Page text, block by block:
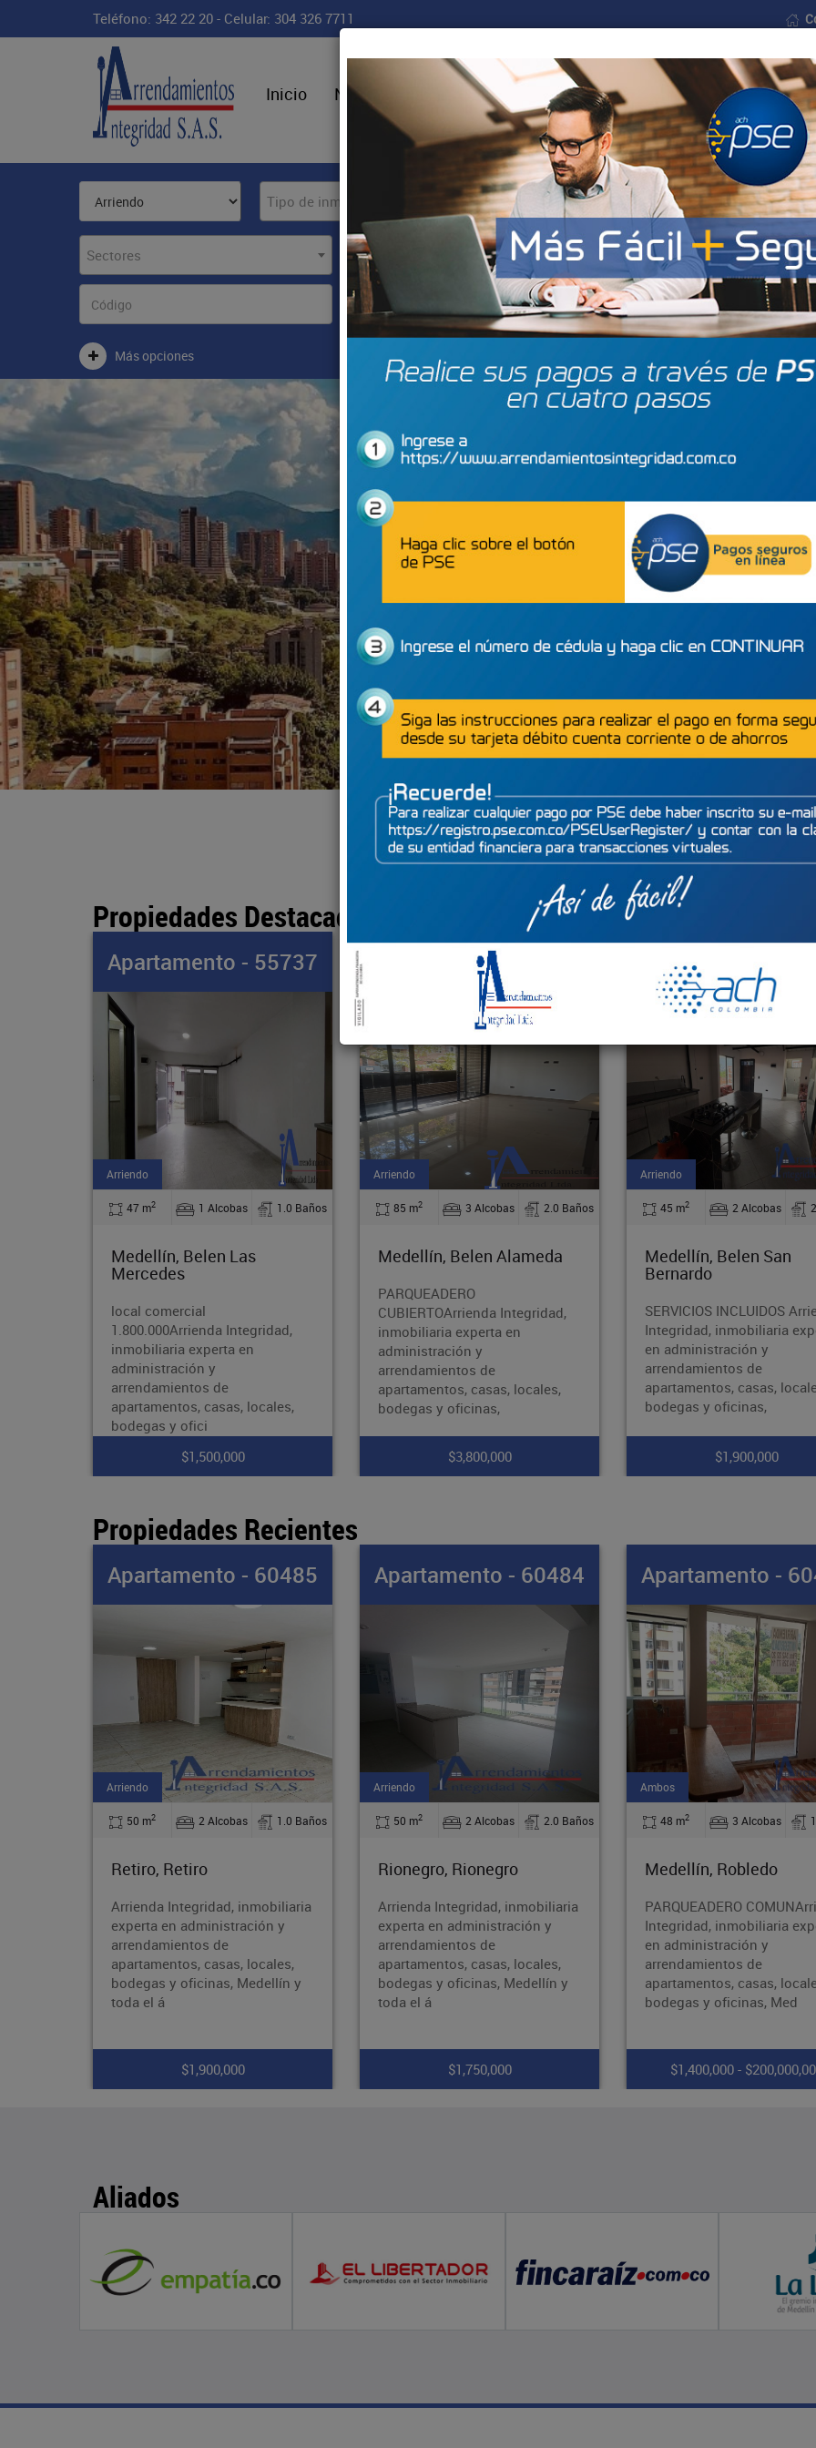
Teléfono: 342 22 20 - Celular: 304 326 7711
Inicio Nosotros Formularios Noticias Contáctenos $ Pagos
Tipo de inmueble Municipios Barrios
Sectores
Más opciones
Propiedades Destacadas
Apartamento - 57122
Arriendo
85 m2 3 Alcobas 2.0 Baños
Medellín, Belen Alameda
CUBIERTOArrienda Integridad,
inmobiliaria experta en
administración y
arrendamientos de
apartamentos, casas, locales,
bodegas y oficinas,
$3,800,000
Apartamento - 60113
Arriendo
45 m2 2 Alcobas 2.0 Baños
Medellín, Belen San
SERVICIOS INCLUIDOS Arrienda
Integridad, inmobiliaria experta
en administración y
arrendamientos de
apartamentos, casas, locales,
bodegas y oficinas,
$1,900,000
Casa - 6392
Arriendo
500 m2 7 Alcobas
Medellín,
de parques del rio, cerca al
palacio de exposiciones
ubicación muy central,
Integridad, inmobiliaria
en
$8,500,000
Propiedades Recientes
Apartamento - 60484
Arriendo
50 m2 2 Alcobas 2.0 Baños
Rionegro, Rionegro
Arrienda Integridad, inmobiliaria
experta en administración y
arrendamientos de
apartamentos, casas, locales,
bodegas y oficinas, Medellín y
toda el á
$1,750,000
Apartamento - 60483
Ambos
48 m2 3 Alcobas 1.0 Baños
Medellín, Robledo
PARQUEADERO COMUNArrienda
Integridad, inmobiliaria experta
en administración y
arrendamientos de
apartamentos, casas, locales,
bodegas y oficinas, Med
$1,400,000 - $200,000,000
Apartamento -
Arriendo
80 m2 3 Alcobas
Medellín, Belen Parque
Arrienda Integridad,
experta en administración
arrendamientos de
apartamentos, casas,
bodegas y oficinas,
toda el á
$2,400,000
Aliados